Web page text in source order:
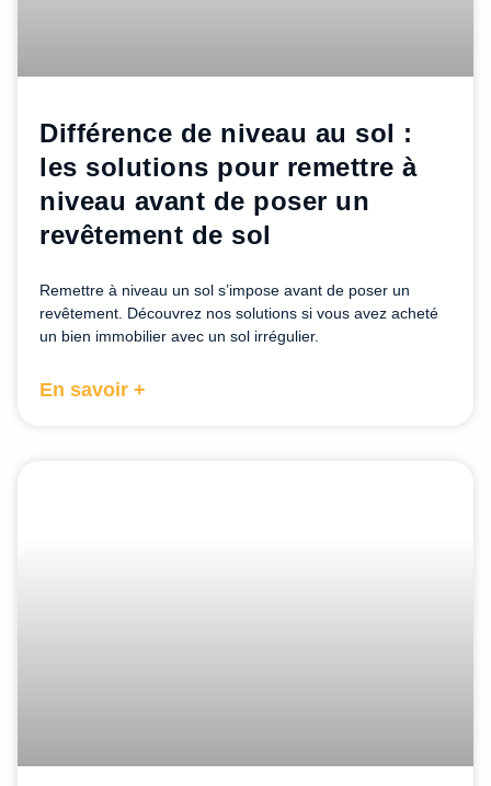
Différence de niveau au sol :
les solutions pour remettre à
niveau avant de poser un
revêtement de sol
Remettre à niveau un sol s’impose avant de poser un
revêtement. Découvrez nos solutions si vous avez acheté
un bien immobilier avec un sol irrégulier.
En savoir +